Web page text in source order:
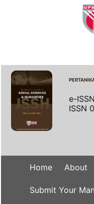
e-
ISSN
Home About
Submit Your